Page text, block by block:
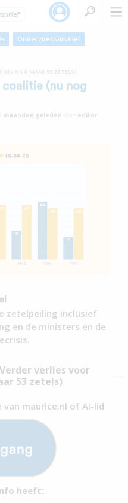
Onderzoeksarchief
(nu nog
maanden geleden
editor
zetelpeiling inclusief
en de ministers en de
verlies voor
53 zetels)
maurice.nl of AI-lid
heeft: